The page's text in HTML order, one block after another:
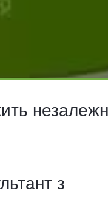
з
ми
після